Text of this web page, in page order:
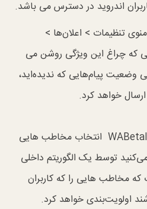
تنظیمات > اعلان‌ها >
که چراغ این ویژگی روشن می
وضعیت پیام‌هایی که ندیده‌اید،
خواهد کرد.
بر اساس گفته های منبعWABetaInfo انتخاب مخاطب هایی
توسط یک الگوریتم داخلی
مخاطب هایی را که کاربران
اولویت‌بندی خواهد کرد.